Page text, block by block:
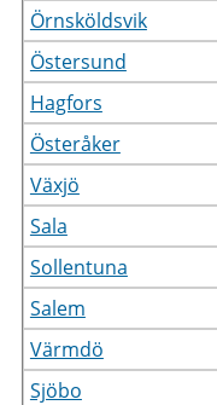
Örnsköldsvik
Östersund
Hagfors
Österåker
Växjö
Sala
Sollentuna
Salem
Värmdö
Sjöbo